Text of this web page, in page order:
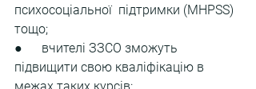
психосоціальної  підтримки (MHPSS)
тощо;
●      вчителі ЗЗСО зможуть
підвищити свою кваліфікацію в